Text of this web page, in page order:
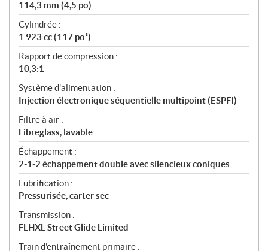
114,3 mm (4,5 po)
Cylindrée :
1 923 cc (117 po³)
Rapport de compression :
10,3:1
Système d'alimentation :
Injection électronique séquentielle multipoint (ESPFI)
Filtre à air :
Fibreglass, lavable
Échappement :
2-1-2 échappement double avec silencieux coniques
Lubrification :
Pressurisée, carter sec
Transmission :
FLHXL Street Glide Limited
Train d'entraînement primaire :